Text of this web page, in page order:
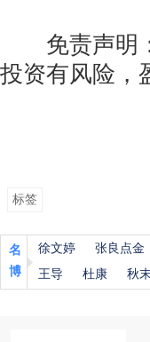
免责声明：
投资有风险，
标签
名
博
徐文婷 张良点金
王导
杜康 秋